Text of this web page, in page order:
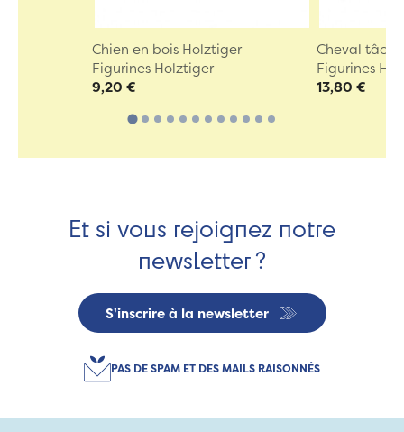
Chien en bois Holztiger
Figurines Holztiger
9,20 €
Cheval
Figurines
13,80 €
Et si vous rejoignez notre
newsletter ?
S'inscrire à la newsletter
PAS DE SPAM ET DES MAILS RAISONNÉS